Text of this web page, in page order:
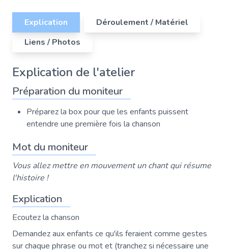
Explication
Déroulement / Matériel
Liens / Photos
Explication de l'atelier
Préparation du moniteur
Préparez la box pour que les enfants puissent
entendre une première fois la chanson
Mot du moniteur
Vous allez mettre en mouvement un chant qui résume
l'histoire !
Explication
Ecoutez la chanson
Demandez aux enfants ce qu'ils feraient comme gestes
sur chaque phrase ou mot et (tranchez si nécessaire une